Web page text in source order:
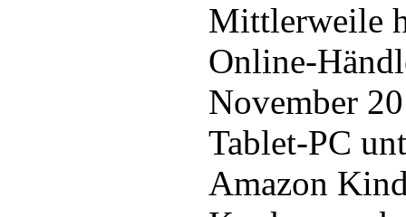
Mittlerweile
Online-
November
Tablet-PC
Amazon